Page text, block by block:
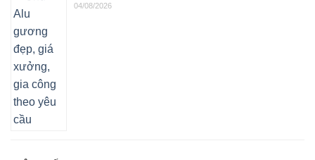
04/08/2026